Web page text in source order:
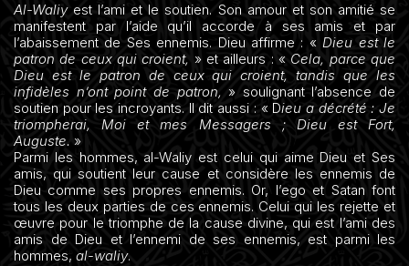
Al-Waliyest l’ami et le soutien. Son amour et son amitié se
manifestent par l’aide qu’il accorde à ses amis et par
l’abaissement de Ses ennemis. Dieu affirme : «Dieu est le
patron de ceux qui croient, » et ailleurs : « Cela, parce que
Dieu est le patron de ceux qui croient, tandis que les
infidèles n’ont point de patron, » soulignant l’absence de
soutien pour les incroyants. Il dit aussi : « Dieu a décrété : Je
triompherai, Moi et mes Messagers ; Dieu est Fort,
Auguste. »
Parmi les hommes, al-Waliy est celui qui aime Dieu et Ses
amis, qui soutient leur cause et considère les ennemis de
Dieu comme ses propres ennemis. Or, l’ego et Satan font
tous les deux parties de ces ennemis. Celui qui les rejette et
œuvre pour le triomphe de la cause divine, qui est l’ami des
amis de Dieu et l’ennemi de ses ennemis, est parmi les
hommes, al-waliy.